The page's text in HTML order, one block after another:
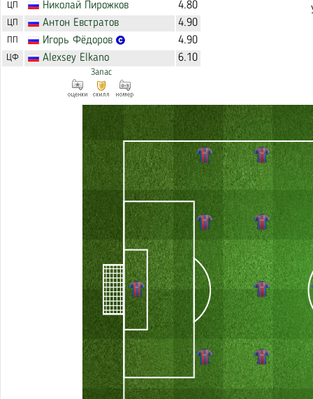
ЦП Николай Пирожков 4.80
ЦП Антон Евстратов 4.90
ПП Игорь Фёдоров 4.90
ЦФ Alexsey Elkano 6.10
Запас